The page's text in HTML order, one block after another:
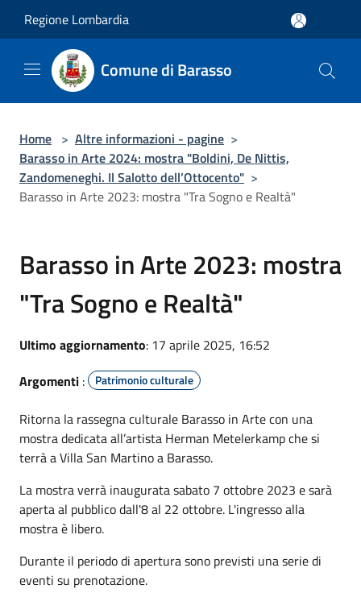
Regione Lombardia
Comune di Barasso
Home > Altre informazioni - pagine >
Barasso in Arte 2024: mostra "Boldini, De Nittis,
Zandomeneghi. Il Salotto dell’Ottocento" >
Barasso in Arte 2023: mostra "Tra Sogno e Realtà"
Barasso in Arte 2023: mostra
"Tra Sogno e Realtà"
Ultimo aggiornamento: 17 aprile 2025, 16:52
Argomenti : Patrimonio culturale
Ritorna la rassegna culturale Barasso in Arte con una
mostra dedicata all’artista Herman Metelerkamp che si
terrà a Villa San Martino a Barasso.
La mostra verrà inaugurata sabato 7 ottobre 2023 e sarà
aperta al pubblico dall'8 al 22 ottobre. L'ingresso alla
mostra è libero.
Durante il periodo di apertura sono previsti una serie di
eventi su prenotazione.